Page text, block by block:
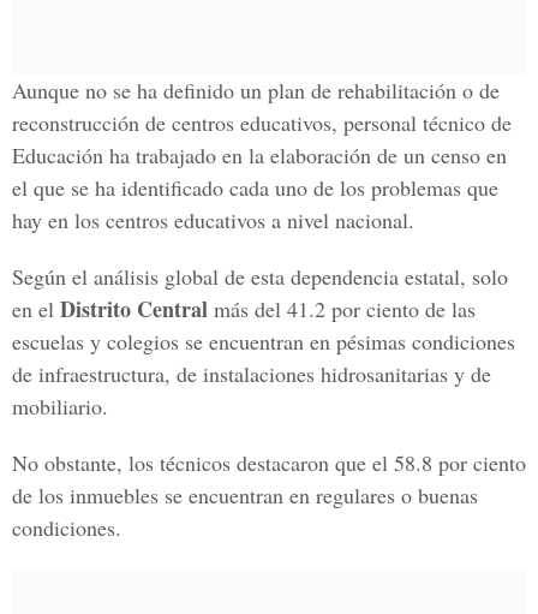
Aunque no se ha definido un plan de rehabilitación o de
reconstrucción de centros educativos, personal técnico de
Educación ha trabajado en la elaboración de un censo en
el que se ha identificado cada uno de los problemas que
hay en los centros educativos a nivel nacional.
Según el análisis global de esta dependencia estatal, solo
en el Distrito Central más del 41.2 por ciento de las
escuelas y colegios se encuentran en pésimas condiciones
de infraestructura, de instalaciones hidrosanitarias y de
mobiliario.
No obstante, los técnicos destacaron que el 58.8 por ciento
de los inmuebles se encuentran en regulares o buenas
condiciones.